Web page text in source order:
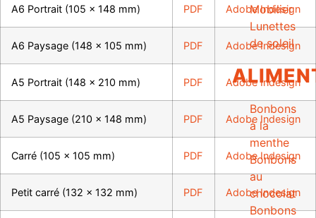
Mobilier
Lunettes
de soleil
Bonbons
à la
menthe
Bonbons
au
chocolat
Bonbons
A6 Portrait (105 x 148 mm) PDF Adobe Indesign
A6 Paysage (148 x 105 mm) PDF Adobe Indesign
A5 Portrait (148 x 210 mm) PDF Adobe Indesign
A5 Paysage (210 x 148 mm) PDF Adobe Indesign
Carré (105 x 105 mm) PDF Adobe Indesign
Petit carré (132 x 132 mm) PDF Adobe Indesign